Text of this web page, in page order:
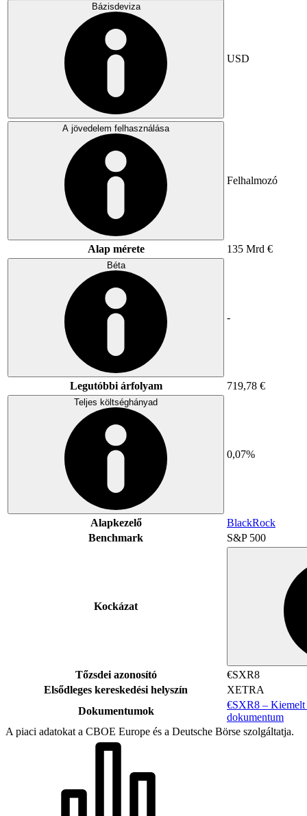
Bázisdeviza
USD
A jövedelem felhasználása
Felhalmozó
Alap mérete 135 Mrd €
Béta
-
Legutóbbi árfolyam 719,78 €
Teljes költséghányad
0,07%
Alapkezelő
BlackRock
Benchmark
S&P 500
Kockázat
Tőzsdei azonosító
€SXR8
Elsődleges kereskedési helyszín
XETRA
Dokumentumok
€SXR8 – Kiemelt
dokumentum
A piaci adatokat a CBOE Europe és a Deutsche Börse szolgáltatja.